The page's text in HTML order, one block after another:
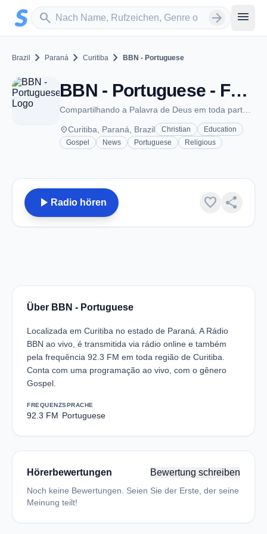
Zum Hauptinhalt springen
search
Sender suchen arrow_forward menu
Brazil chevron_right Paraná chevron_right Curitiba chevron_right BBN - Portuguese
BBN - Portuguese - FM 92.3 - Curitiba
placeCuritiba, Paraná, Brazil Christian
Education
Gospel
News Portuguese Religious
play_arrow Radio hören favorite share
Über BBN - Portuguese
Localizada em Curitiba no estado de Paraná. A Rádio
BBN ao vivo, é transmitida via rádio online e também
pela frequência 92.3 FM em toda região de Curitiba.
Conta com uma programação ao vivo, com o gênero
Gospel.
FREQUENZ
92.3 FM
SPRACHE
Portuguese
Hörerbewertungen Bewertung schreiben
Noch keine Bewertungen. Seien Sie der Erste, der seine
Meinung teilt!